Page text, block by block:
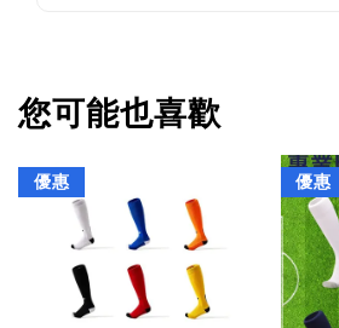
您可能也喜歡
優惠 優惠